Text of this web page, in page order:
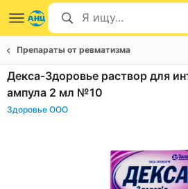
Препараты от ревматизма
Декса-Здоровье раствор для
ампула 2 мл №10
Здоровье ООО